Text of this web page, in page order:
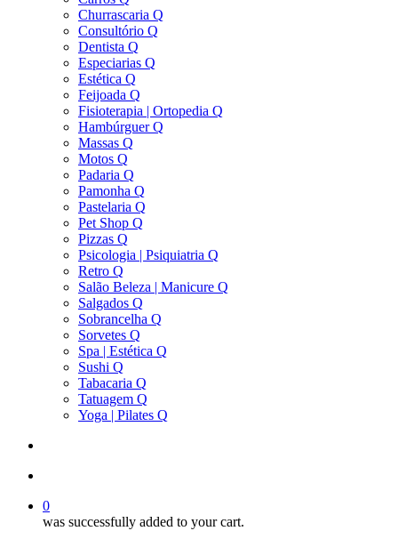
Churrascaria Q
Consultório Q
Dentista Q
Especiarias Q
Estética Q
Feijoada Q
Fisioterapia | Ortopedia Q
Hambúrguer Q
Massas Q
Motos Q
Padaria Q
Pamonha Q
Pastelaria Q
Pet Shop Q
Pizzas Q
Psicologia | Psiquiatria Q
Retro Q
Salão Beleza | Manicure Q
Salgados Q
Sobrancelha Q
Sorvetes Q
Spa | Estética Q
Sushi Q
Tabacaria Q
Tatuagem Q
Yoga | Pilates Q
0
was successfully added to your cart.